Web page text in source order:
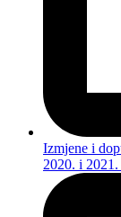
Izmjene i
2020. i